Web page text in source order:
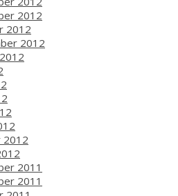
2012
2012
2012
2012
2011
2011